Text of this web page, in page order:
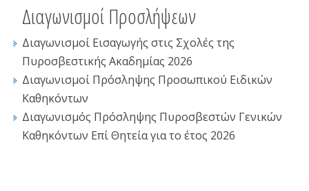
Διαγωνισμοί Προσλήψεων
Διαγωνισμοί Εισαγωγής στις Σχολές της
Πυροσβεστικής Ακαδημίας 2026
Διαγωνισμοί Πρόσληψης Προσωπικού Ειδικών
Καθηκόντων
Διαγωνισμός Πρόσληψης Πυροσβεστών Γενικών
Καθηκόντων Επί Θητεία για το έτος 2026